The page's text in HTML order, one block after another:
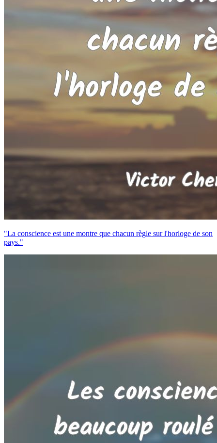
"La conscience est une montre que chacun règle sur l'horloge de son
pays."